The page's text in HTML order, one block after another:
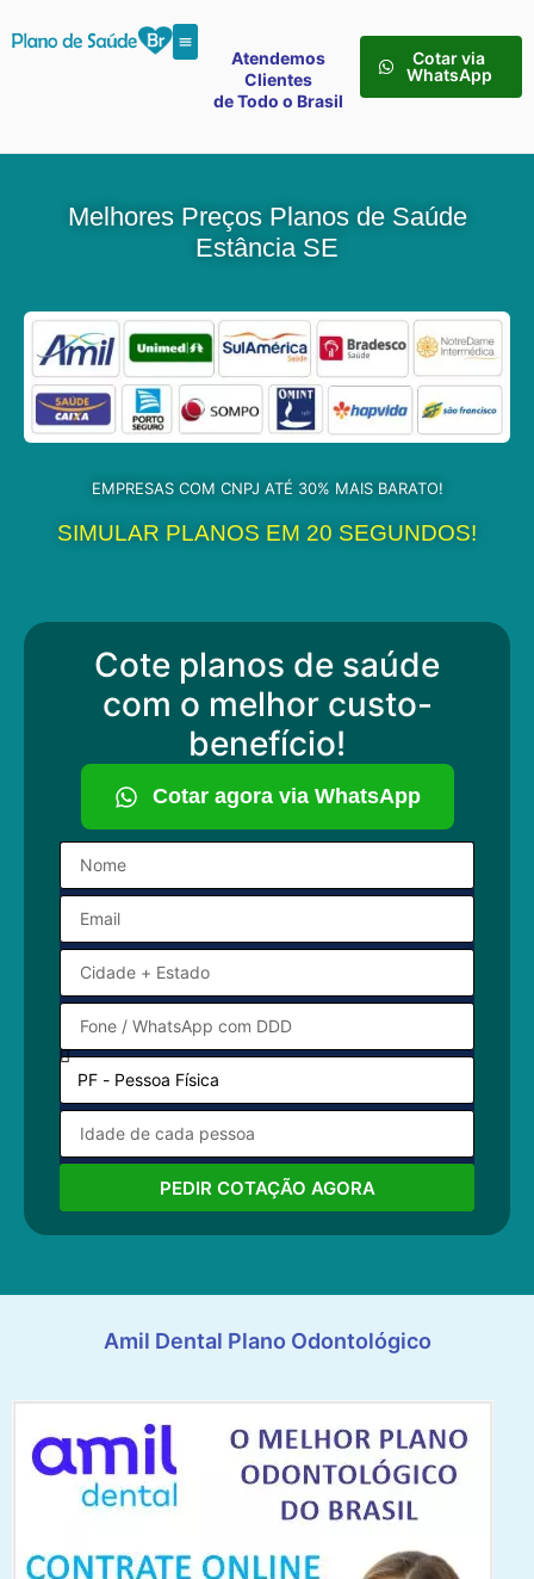
Atendemos
Clientes
de Todo o Brasil
Cotar via
WhatsApp
Melhores Preços Planos de Saúde
Estância SE
EMPRESAS COM CNPJ ATÉ 30% MAIS BARATO!
SIMULAR PLANOS EM 20 SEGUNDOS!
Cote planos de saúde
com o melhor custo-
benefício!
Cotar agora via WhatsApp
PEDIR COTAÇÃO AGORA
Amil Dental Plano Odontológico